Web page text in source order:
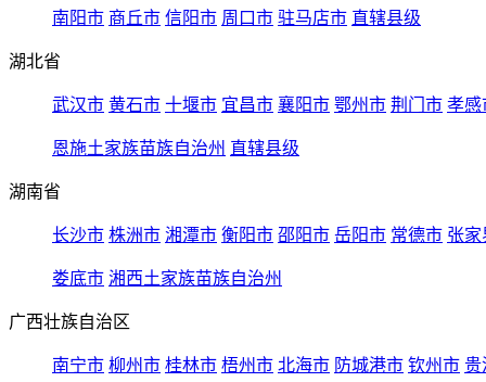
南阳市 商丘市 信阳市 周口市 驻马店市 直辖县级
湖北省
武汉市 黄石市 十堰市 宜昌市 襄阳市 鄂州市 荆门市 孝感
恩施土家族苗族自治州 直辖县级
湖南省
长沙市 株洲市 湘潭市 衡阳市 邵阳市 岳阳市 常德市 张家
娄底市 湘西土家族苗族自治州
广西壮族自治区
南宁市 柳州市 桂林市 梧州市 北海市 防城港市 钦州市 贵